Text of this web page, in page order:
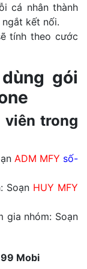
cá nhân thành
kết nối.
tính theo cước
gói
viên trong
ADM MFY số-
Soạn HUY MFY
gia nhóm: Soạn
Mobi